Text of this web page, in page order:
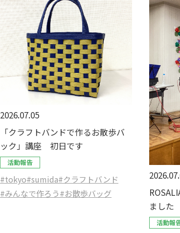
2026.07.05
「クラフトバンドで作るお散歩バ
ック」講座 初日です
活動報告
#tokyo#sumida#クラフトバンド
#みんなで作ろう#お散歩バッグ
まし
活動報